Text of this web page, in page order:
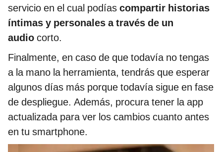
servicio en el cual podías compartir historias
íntimas y personales a través de un
audio corto.
Finalmente, en caso de que todavía no tengas
a la mano la herramienta, tendrás que esperar
algunos días más porque todavía sigue en fase
de despliegue. Además, procura tener la app
actualizada para ver los cambios cuanto antes
en tu smartphone.